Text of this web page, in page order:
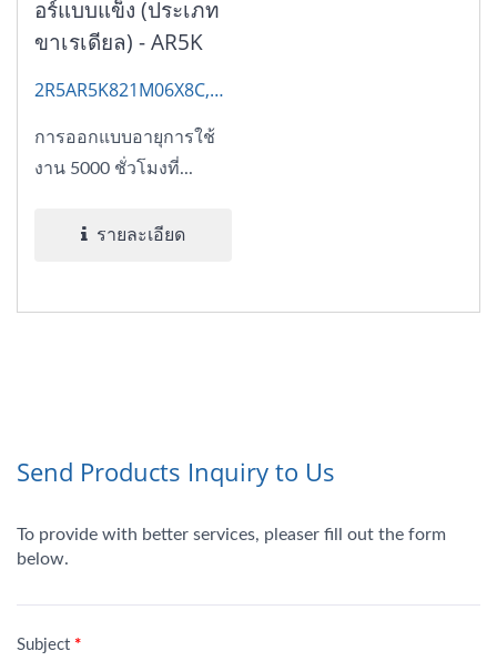
อร์แบบแข็ง (ประเภท
ขาเรเดียล) - AR5K
2R5AR5K821M06X8C,
การออกแบบอายุการใช้
งาน 5000 ชั่วโมงที่...
รายละเอียด